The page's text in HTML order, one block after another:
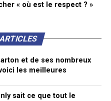
« où est le respect ? »
et de ses nombreux
les meilleures
sait ce que tout le